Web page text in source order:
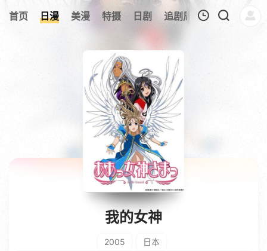
首页 日漫 美漫 特摄 日剧 追剧周表 今日更新
暂无观看影片的记录
我的女神
2005
日本